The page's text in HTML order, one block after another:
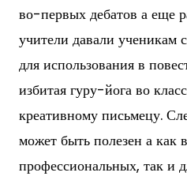
во-первых дебатов а еще
учители давали ученикам
для использования в
избитая гуру-йога во
креативному письмецу.
может быть полезен а как
профессиональных, так и